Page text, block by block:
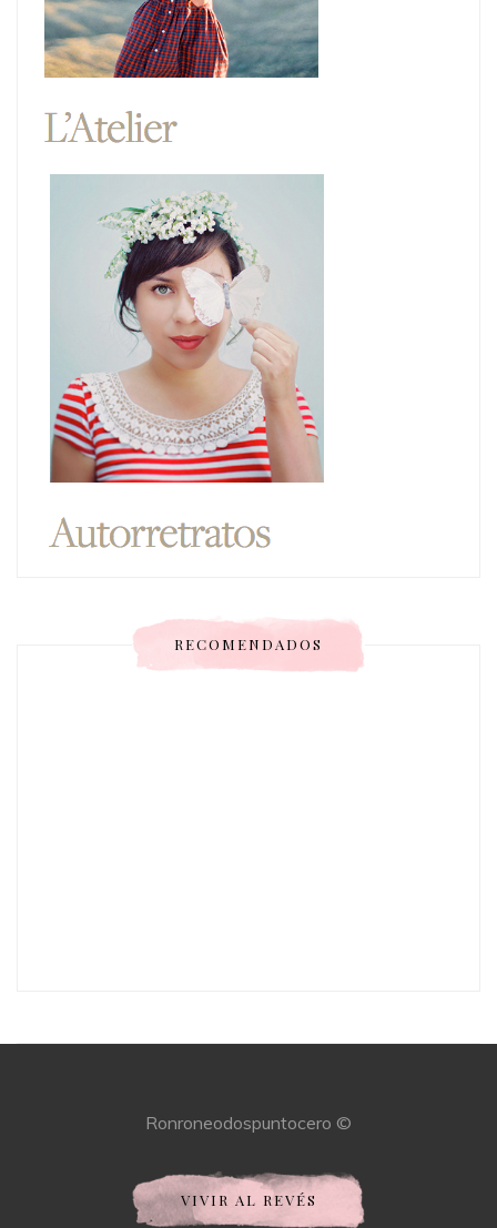
RECOMENDADOS
Ronroneodospuntocero ©
VIVIR AL REVÉS